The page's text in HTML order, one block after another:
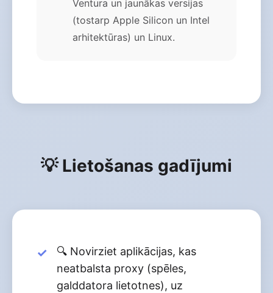
Ventura un jaunākas versijas
(tostarp Apple Silicon un Intel
arhitektūras) un Linux.
💡 Lietošanas gadījumi
🔍 Novirziet aplikācijas, kas
neatbalsta proxy (spēles,
galddatora lietotnes), uz